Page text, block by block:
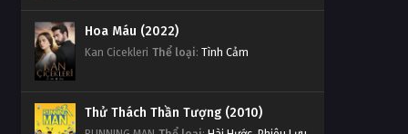
Hoa Máu (2022)
Kan Cicekleri Thể loại: Tình Cảm
Thử Thách Thần Tượng (2010)